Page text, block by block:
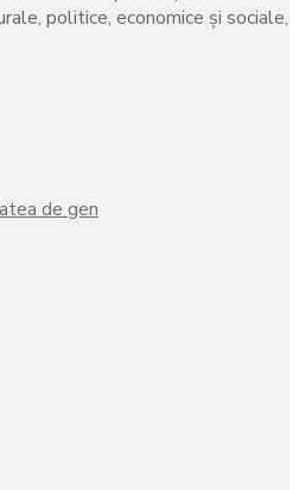
politice, economice şi sociale,
de gen